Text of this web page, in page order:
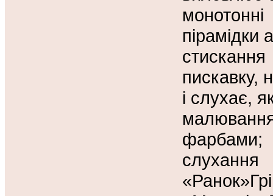
пірамідки
пискавку,
і слухає,
фарбами;